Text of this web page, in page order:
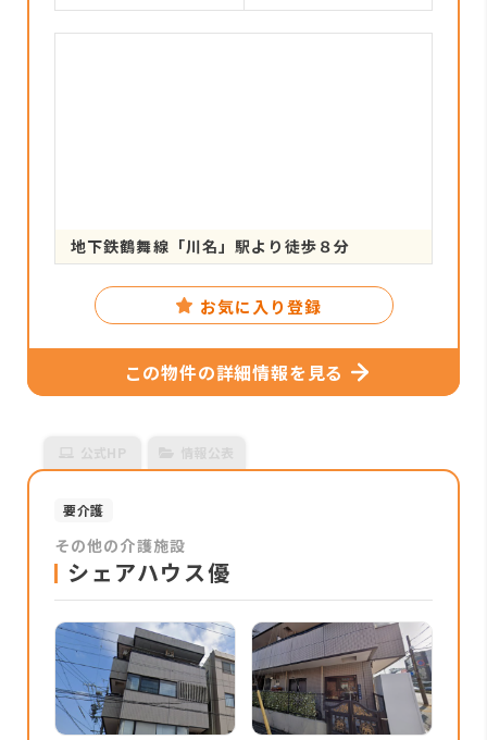
地下鉄鶴舞線「川名」駅より徒歩８分
お気に入り登録
この物件の詳細情報を見る
要介護
その他の介護施設
シェアハウス優